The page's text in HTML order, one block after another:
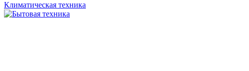
Климатическая техника